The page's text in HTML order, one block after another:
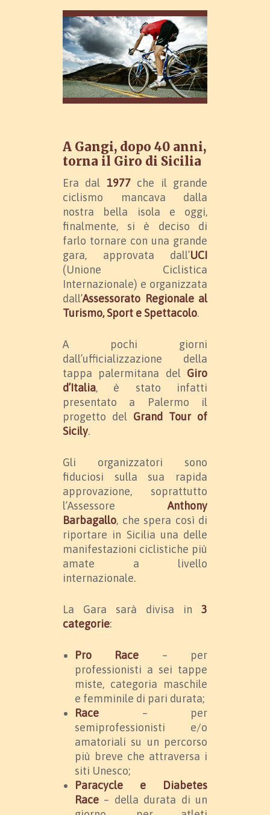
A Gangi, dopo 40 anni,
torna il Giro di Sicilia
Era dal 1977che il grande
ciclismo mancava dalla
nostra bella isola e oggi,
finalmente, si è deciso di
farlo tornare con una grande
gara, approvata dall’UCI
(Unione Ciclistica
Internazionale) e organizzata
dall’Assessorato Regionale al
Turismo, Sport e Spettacolo.
A pochi giorni
dall’ufficializzazione della
tappa palermitana del Giro
d’Italia, è stato infatti
presentato a Palermo il
progetto del Grand Tour of
Sicily.
Gli organizzatori sono
fiduciosi sulla sua rapida
approvazione, soprattutto
l’Assessore Anthony
Barbagallo, che spera così di
riportare in Sicilia una delle
manifestazioni ciclistiche più
amate a livello
internazionale.
La Gara sarà divisa in 3
categorie:
Pro Race – per
professionisti a sei tappe
miste, categoria maschile
e femminile di pari durata;
Race – per
semiprofessionisti e/o
amatoriali su un percorso
più breve che attraversa i
siti Unesco;
Paracycle e Diabetes
Race – della durata di un